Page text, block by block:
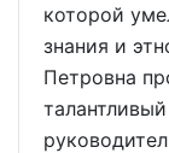
которой
знания и
Петровна